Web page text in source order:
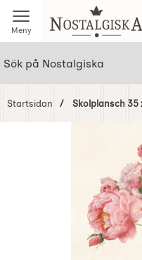
Meny
Startsidan Skolplansch 35